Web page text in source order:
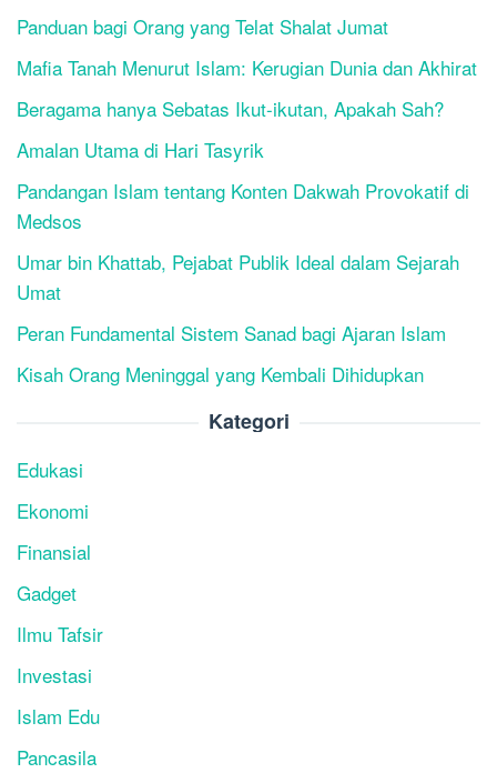
Panduan bagi Orang yang Telat Shalat Jumat
Mafia Tanah Menurut Islam: Kerugian Dunia dan Akhirat
Beragama hanya Sebatas Ikut-ikutan, Apakah Sah?
Amalan Utama di Hari Tasyrik
Pandangan Islam tentang Konten Dakwah Provokatif di
Medsos
Umar bin Khattab, Pejabat Publik Ideal dalam Sejarah
Umat
Peran Fundamental Sistem Sanad bagi Ajaran Islam
Kisah Orang Meninggal yang Kembali Dihidupkan
Kategori
Edukasi
Ekonomi
Finansial
Gadget
Ilmu Tafsir
Investasi
Islam Edu
Pancasila